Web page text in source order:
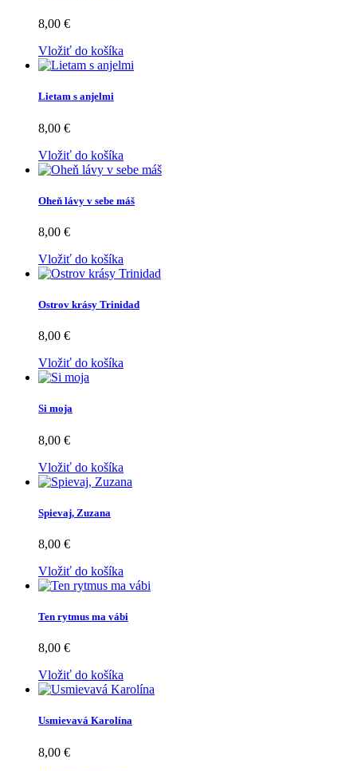
8,00 €
Vložiť do košíka
Lietam s anjelmi
8,00 €
Vložiť do košíka
Oheň lávy v sebe máš
8,00 €
Vložiť do košíka
Ostrov krásy Trinidad
8,00 €
Vložiť do košíka
Si moja
8,00 €
Vložiť do košíka
Spievaj, Zuzana
8,00 €
Vložiť do košíka
Ten rytmus ma vábi
8,00 €
Vložiť do košíka
Usmievavá Karolína
8,00 €